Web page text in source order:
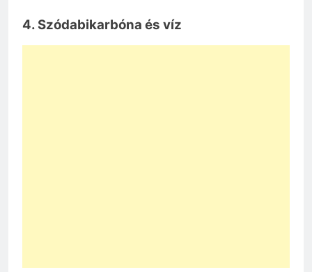
4. Szódabikarbóna és víz